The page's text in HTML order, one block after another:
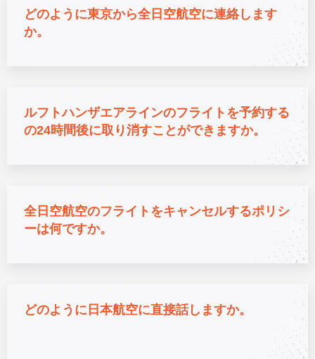
どのように東京から全日空航空に連絡します
か。
ルフトハンザエアラインのフライトを予約する
の24時間後に取り消すことができますか。
全日空航空のフライトをキャンセルするポリシ
ーは何ですか。
どのように日本航空に直接話しますか。